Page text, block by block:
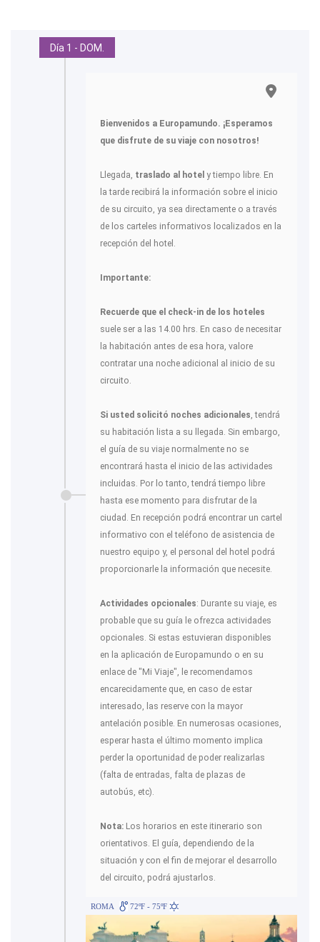
Día 1 - DOM.
Bienvenidos a Europamundo. ¡Esperamos
que disfrute de su viaje con nosotros!
Llegada, traslado al hotel y tiempo libre. En
la tarde recibirá la información sobre el inicio
de su circuito, ya sea directamente o a través
de los carteles informativos localizados en la
recepción del hotel.
Importante:
Recuerde que el check-in de los hoteles
suele ser a las 14.00 hrs. En caso de necesitar
la habitación antes de esa hora, valore
contratar una noche adicional al inicio de su
circuito.
Si usted solicitó noches adicionales, tendrá
su habitación lista a su llegada. Sin embargo,
el guía de su viaje normalmente no se
encontrará hasta el inicio de las actividades
incluidas. Por lo tanto, tendrá tiempo libre
hasta ese momento para disfrutar de la
ciudad. En recepción podrá encontrar un cartel
informativo con el teléfono de asistencia de
nuestro equipo y, el personal del hotel podrá
proporcionarle la información que necesite.
Actividades opcionales: Durante su viaje, es
probable que su guía le ofrezca actividades
opcionales. Si estas estuvieran disponibles
en la aplicación de Europamundo o en su
enlace de "Mi Viaje", le recomendamos
encarecidamente que, en caso de estar
interesado, las reserve con la mayor
antelación posible. En numerosas ocasiones,
esperar hasta el último momento implica
perder la oportunidad de poder realizarlas
(falta de entradas, falta de plazas de
autobús, etc).
Nota: Los horarios en este itinerario son
orientativos. El guía, dependiendo de la
situación y con el fin de mejorar el desarrollo
del circuito, podrá ajustarlos.
ROMA 72ºF - 75ºF